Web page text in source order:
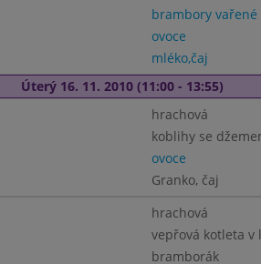
brambory vařené
ovoce
mléko,čaj
Úterý 16. 11. 2010 (11:00 - 13:55)
hrachová
koblihy se
ovoce
Granko, čaj
hrachová
vepřová kotleta v
bramborák